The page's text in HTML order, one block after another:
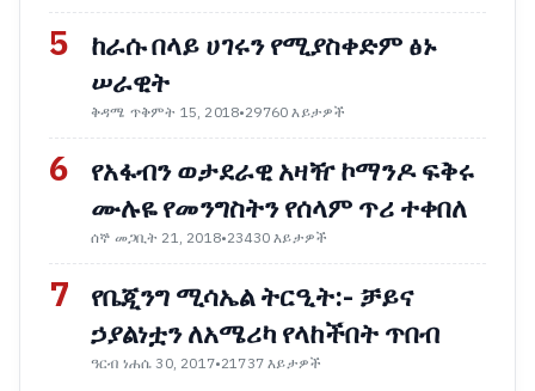
5
ከራሱ በላይ ሀገሩን የሚያስቀድም ፅኑ
ሠራዊት
ቅዳሜ ጥቅምት 15, 2018•29760 እይታዎች
6
የአፋብን ወታደራዊ አዛዥ ኮማንዶ ፍቅሩ
ሙሉዬ የመንግስትን የሰላም ጥሪ ተቀበለ
ሰኞ መጋቢት 21, 2018•23430 እይታዎች
7
የቤጂንግ ሚሳኤል ትርዒት:- ቻይና
ኃያልነቷን ለአሜሪካ የላከችበት ጥበብ
ዓርብ ነሐሴ 30, 2017•21737 እይታዎች